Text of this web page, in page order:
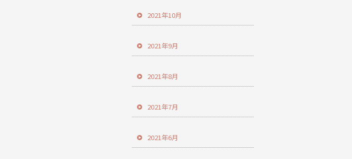
2021年10月
2021年9月
2021年8月
2021年7月
2021年6月